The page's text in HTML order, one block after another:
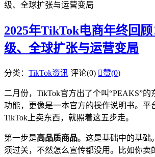
级、全球扩张与运营变局
2025年TikTok电商年终回
级、全球扩张与运营变局
分类： TikTok资讯 评论(0) 赞(0)
二月份，TikTok官方出了个叫“PEAKS”
功能，更像是一本官方的操作说明书。平
TikTok上卖东西，就照着这五步走。
第一步是高品质商品。这是基础中的基础
须过关，不然怎么宣传都没用。比如你卖